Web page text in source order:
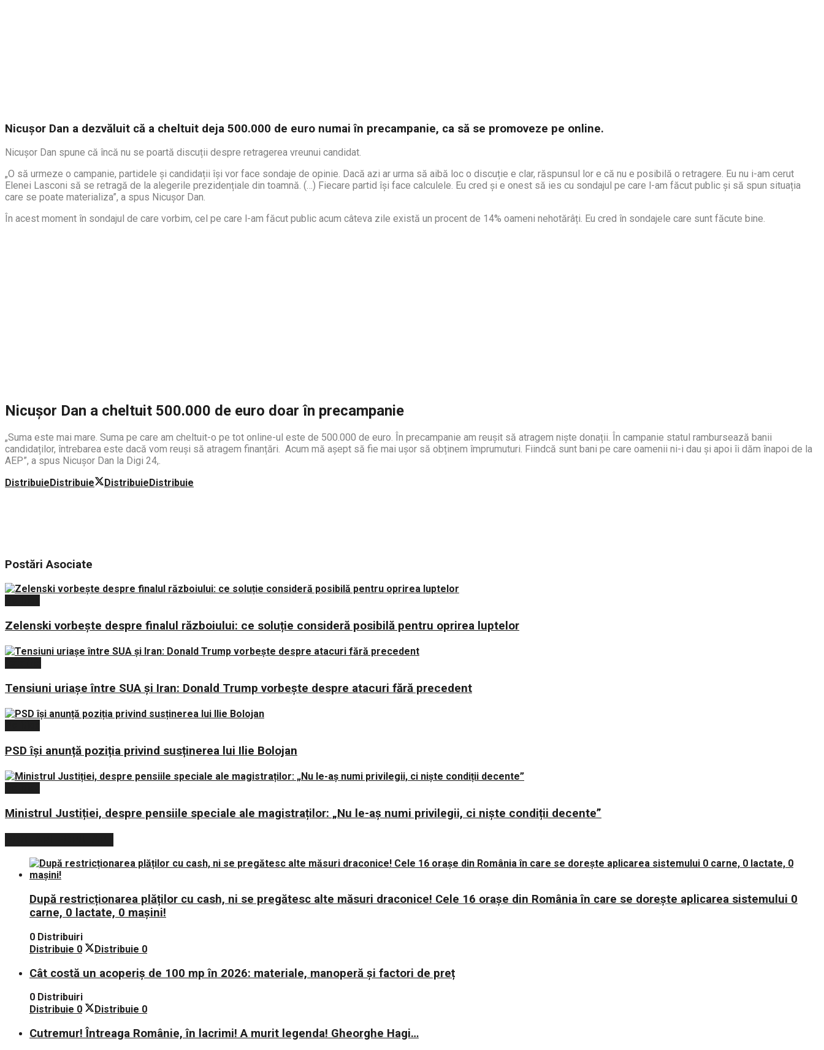
Nicușor Dan a dezvăluit că a cheltuit deja 500.000 de euro numai în precampanie, ca să se promoveze pe online.
Nicușor Dan spune că încă nu se poartă discuții despre retragerea vreunui candidat.
„O să urmeze o campanie, partidele și candidații își vor face sondaje de opinie. Dacă azi ar urma să aibă loc o discuție e clar, răspunsul lor e că nu e posibilă o retragere. Eu nu i-am cerut
Elenei Lasconi să se retragă de la alegerile prezidențiale din toamnă. (…) Fiecare partid își face calculele. Eu cred și e onest să ies cu sondajul pe care l-am făcut public și să spun situația
care se poate materializa”, a spus Nicușor Dan.
În acest moment în sondajul de care vorbim, cel pe care l-am făcut public acum câteva zile există un procent de 14% oameni nehotărâți. Eu cred în sondajele care sunt făcute bine.
Nicușor Dan a cheltuit 500.000 de euro doar în precampanie
„Suma este mai mare. Suma pe care am cheltuit-o pe tot online-ul este de 500.000 de euro. În precampanie am reușit să atragem niște donații. În campanie statul rambursează banii
candidaților, întrebarea este dacă vom reuși să atragem finanțări. Acum mă așept să fie mai ușor să obținem împrumuturi. Fiindcă sunt bani pe care oamenii ni-i dau și apoi îi dăm înapoi de la
AEP”, a spus Nicușor Dan la Digi 24,.
Distribuie Distribuie Distribuie Distribuie
PostăriAsociate
Zelenski vorbește despre finalul războiului: ce soluție consideră posibilă pentru oprirea luptelor
Tensiuni uriașe între SUA și Iran: Donald Trump vorbește despre atacuri fără precedent
PSD își anunță poziția privind susținerea lui Ilie Bolojan
Ministrul Justiției, despre pensiile speciale ale magistraților: „Nu le-aș numi privilegii, ci niște condiții decente”
După restricționarea plăților cu cash, ni se pregătesc alte măsuri draconice! Cele 16 orașe din România în care se dorește aplicarea sistemului 0
carne, 0 lactate, 0 mașini!
0 Distribuiri
Distribuie 0 Distribuie 0
Cât costă un acoperiș de 100 mp în 2026: materiale, manoperă și factori de preț
0 Distribuiri
Distribuie 0 Distribuie 0
Cutremur! Întreaga Românie, în lacrimi! A murit legenda! Gheorghe Hagi…